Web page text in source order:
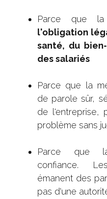
Parce que
l'obligation
santé, du
des salariés
Parce que la
de parole sûr,
de l'entreprise,
problème sans
Parce que
confiance.
émanent des
pas d'une